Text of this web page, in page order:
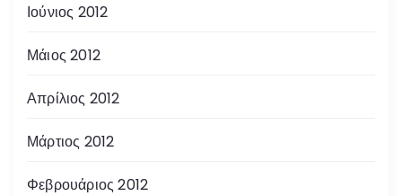
Ιούνιος 2012
Μάιος 2012
Απρίλιος 2012
Μάρτιος 2012
Φεβρουάριος 2012